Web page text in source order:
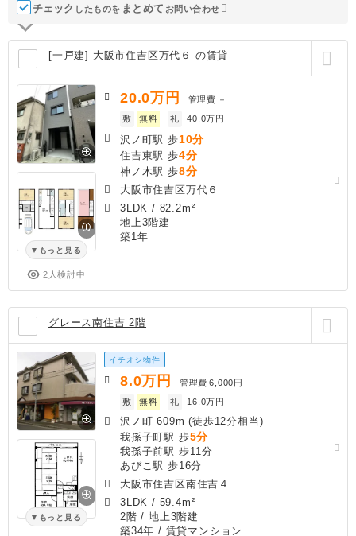
チェック したものを ま と めて お問い合わせ
[一戸建] 大阪市住吉区万代６ の賃貸
もっと見る
2人検討中
20.0万円 管理費 －
敷
無料 礼 40.0万円
沢ノ町駅 歩10分
住吉東駅 歩4分
神ノ木駅 歩8分
大阪市住吉区万代６
3LDK / 82.2m²
地上3階建
築1年
グレース南住吉 2階
もっと見る
イチオシ物件
8.0万円 管理費 6,000円
敷
無料 礼 16.0万円
沢ノ町 609m (徒歩12分相当)
我孫子町駅 歩5分
我孫子前駅 歩11分
あびこ駅 歩16分
大阪市住吉区南住吉４
3LDK / 59.4m²
2階 / 地上3階建
築34年 / 賃貸マンション